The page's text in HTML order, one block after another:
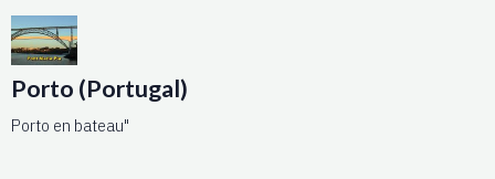
Porto (Portugal)
Porto en bateau"